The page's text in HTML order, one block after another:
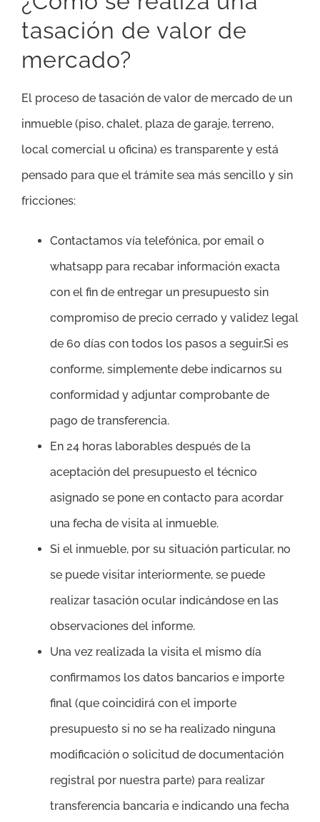
tasación de valor de
mercado?
El proceso de tasación de valor de mercado de un
inmueble (piso, chalet, plaza de garaje, terreno,
local comercial u oficina) es transparente y está
pensado para que el trámite sea más sencillo y sin
fricciones:
Contactamos vía telefónica, por email o
whatsapp para recabar información exacta
con el fin de entregar un presupuesto sin
compromiso de precio cerrado y validez legal
de 60 días con todos los pasos a seguir.Si es
conforme, simplemente debe indicarnos su
conformidad y adjuntar comprobante de
pago de transferencia.
En 24 horas laborables después de la
aceptación del presupuesto el técnico
asignado se pone en contacto para acordar
una fecha de visita al inmueble.
Si el inmueble, por su situación particular, no
se puede visitar interiormente, se puede
realizar tasación ocular indicándose en las
observaciones del informe.
Una vez realizada la visita el mismo día
confirmamos los datos bancarios e importe
final (que coincidirá con el importe
presupuesto si no se ha realizado ninguna
modificación o solicitud de documentación
registral por nuestra parte) para realizar
transferencia bancaria e indicando una fecha